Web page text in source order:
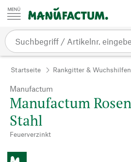
Zum Inhalt springen
Startseite Rankgitter & Wuchshilfen
Manufactum
Manufactum
Stahl
Feuerverzinkt